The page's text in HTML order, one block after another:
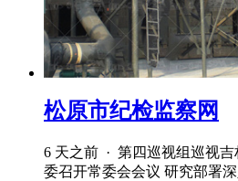
松原市纪检监察网
6 天之前 · 第四巡视组巡视
委召开常委会会议 研究部署